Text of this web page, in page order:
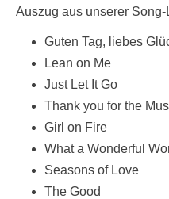
Auszug aus unserer Song-
Guten Tag, liebes
Lean on Me
Just Let It Go
Thank you for the
Girl on Fire
What a Wonderful
Seasons of Love
The Good